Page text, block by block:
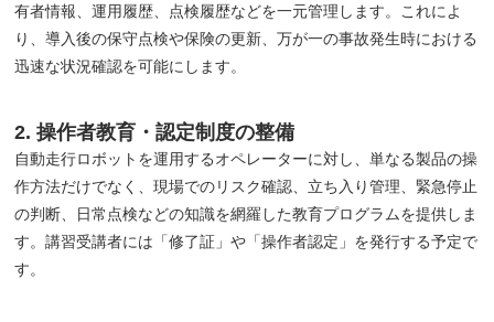
有者情報、運用履歴、点検履歴などを一元管理します。これによ
り、導入後の保守点検や保険の更新、万が一の事故発生時における
迅速な状況確認を可能にします。
2. 操作者教育・認定制度の整備
自動走行ロボットを運用するオペレーターに対し、単なる製品の操
作方法だけでなく、現場でのリスク確認、立ち入り管理、緊急停止
の判断、日常点検などの知識を網羅した教育プログラムを提供しま
す。講習受講者には「修了証」や「操作者認定」を発行する予定で
す。